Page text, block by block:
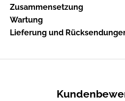
Zusammensetzung
Wartung
Lieferung und